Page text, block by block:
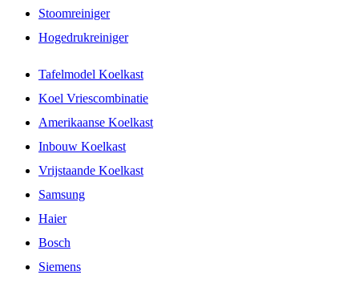
Stoomreiniger
Hogedrukreiniger
Tafelmodel Koelkast
Koel Vriescombinatie
Amerikaanse Koelkast
Inbouw Koelkast
Vrijstaande Koelkast
Samsung
Haier
Bosch
Siemens